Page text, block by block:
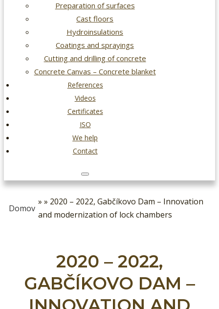
Preparation of surfaces
Cast floors
Hydroinsulations
Coatings and sprayings
Cutting and drilling of concrete
Concrete Canvas – Concrete blanket
References
Videos
Certificates
ISO
We help
Contact
Domov
» » 2020 – 2022, Gabčíkovo Dam – Innovation
and modernization of lock chambers
2020 – 2022,
GABČÍKOVO DAM –